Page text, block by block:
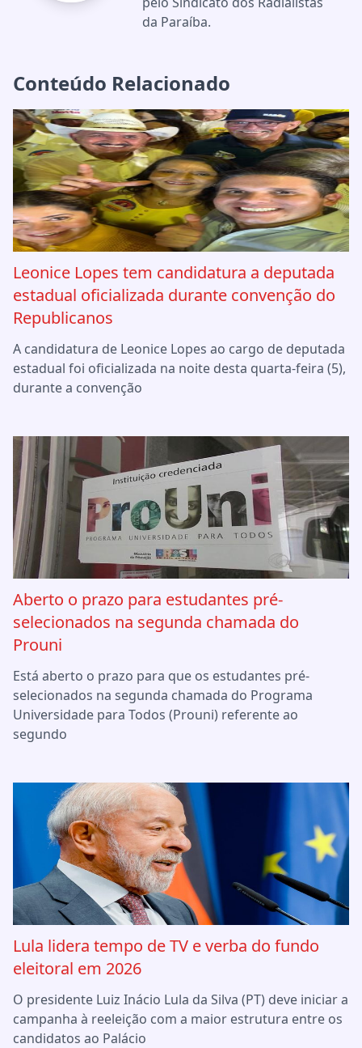
da Paraíba.
Conteúdo Relacionado
Leonice Lopes tem candidatura a deputada
estadual oficializada durante convenção do
Republicanos
A candidatura de Leonice Lopes ao cargo de deputada
estadual foi oficializada na noite desta quarta-feira (5),
durante a convenção
Aberto o prazo para estudantes pré-
selecionados na segunda chamada do
Prouni
Está aberto o prazo para que os estudantes pré-
selecionados na segunda chamada do Programa
Universidade para Todos (Prouni) referente ao
segundo
Lula lidera tempo de TV e verba do fundo
eleitoral em 2026
O presidente Luiz Inácio Lula da Silva (PT) deve iniciar a
campanha à reeleição com a maior estrutura entre os
candidatos ao Palácio